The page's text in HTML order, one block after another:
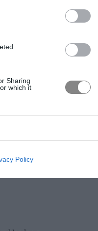
Sharing
which it
Policy
και τα
προσθέτουν
χαρίζουν
ζεστές